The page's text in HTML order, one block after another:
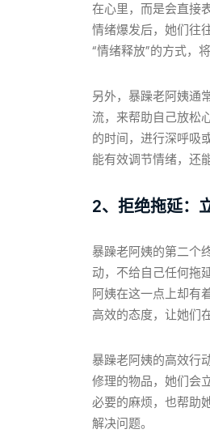
在心里，而是会直接
情绪爆发后，她们往
“情绪释放”的方式，
另外，暴躁老阿姨通
流，来帮助自己放松
的时间，进行深呼吸
能有效调节情绪，还
2、拒绝拖延：
暴躁老阿姨的第二个
动，不给自己任何拖
阿姨在这一点上却有
高效的态度，让她们
暴躁老阿姨的高效行
修理的物品，她们会
必要的麻烦，也帮助
解决问题。